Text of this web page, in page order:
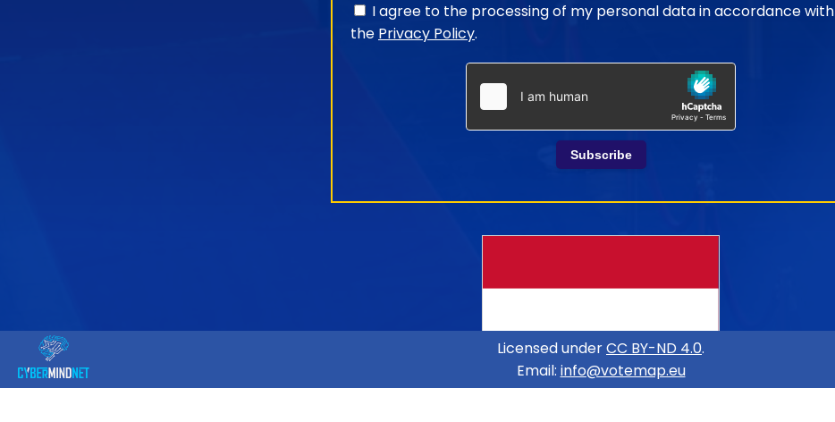
I agree to the processing of my personal data in accordance with
the Privacy Policy.
Subscribe
Licensed underCC BY-ND 4.0.
Email: info@votemap.eu